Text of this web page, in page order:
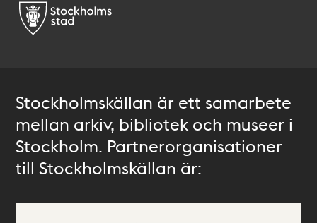
Stockholmskällan är ett samarbete
mellan arkiv, bibliotek och museer i
Stockholm. Partnerorganisationer
till Stockholmskällan är: